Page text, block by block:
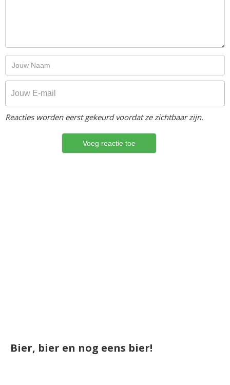
Reacties worden eerst gekeurd voordat ze zichtbaar zijn.
Bier, bier en nog eens bier!